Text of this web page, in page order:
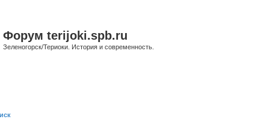
Форум terijoki.spb.ru
Зеленогорск/Териоки. История и современность.